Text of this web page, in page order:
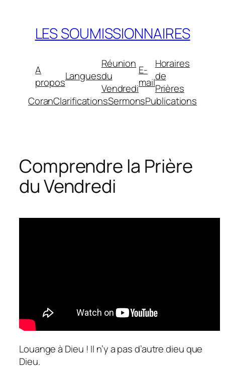
contenuLES SOUMISSIONNAIRES
A
proposLangues
Réunion
du
Vendredi
E-
mail
Horaires
de
Prières
CoranClarificationsSermonsPublications
Comprendre la Prière
du Vendredi
Louange à Dieu ! Il n’y a pas d’autre dieu que
Dieu.